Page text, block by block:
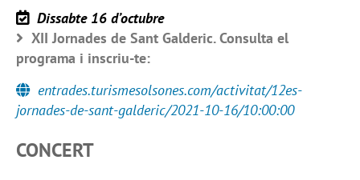
Dissabte 16 d’octubre
XII Jornades de Sant Galderic. Consulta el
programa i inscriu-te:
entrades.turismesolsones.com/activitat/12es-
jornades-de-sant-galderic/2021-10-16/10:00:00
CONCERT